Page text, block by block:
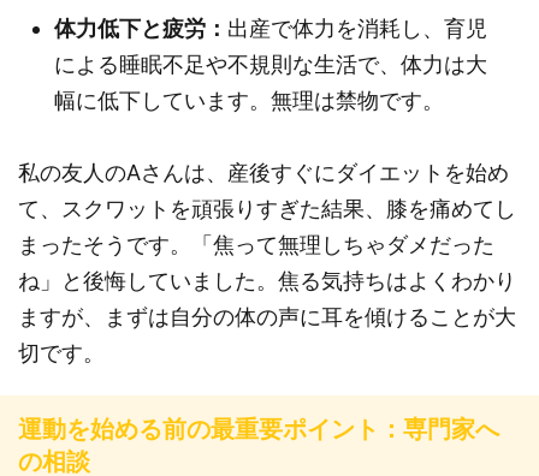
体力低下と疲労： 出産で体力を消耗し、育児
による睡眠不足や不規則な生活で、体力は大
幅に低下しています。無理は禁物です。
私の友人のAさんは、産後すぐにダイエットを始め
て、スクワットを頑張りすぎた結果、膝を痛めてし
まったそうです。「焦って無理しちゃダメだった
ね」と後悔していました。焦る気持ちはよくわかり
ますが、まずは自分の体の声に耳を傾けることが大
切です。
運動を始める前の最重要ポイント：専門家へ
の相談